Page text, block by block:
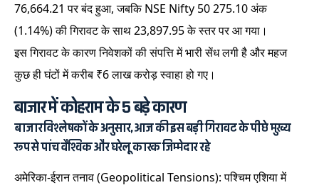
76,664.21 पर बंद हुआ, जबकि NSE Nifty 50 275.10 अंक
(1.14%) की गिरावट के साथ 23,897.95 के स्तर पर आ गया।
इस गिरावट के कारण निवेशकों की संपत्ति में भारी सेंध लगी है और महज
कुछ ही घंटों में करीब ₹6 लाख करोड़ स्वाहा हो गए।
बाजार में कोहराम के 5 बड़े कारण
बाजार विश्लेषकों के अनुसार, आज की इस बड़ी गिरावट के पीछे मुख्य
रूप से पांच वैश्विक और घरेलू कारक जिम्मेदार रहे
अमेरिका-ईरान तनाव (Geopolitical Tensions): पश्चिम एशिया में